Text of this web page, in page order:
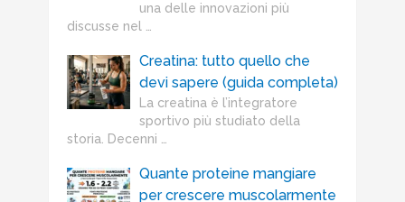
una delle innovazioni più
discusse nel …
Creatina: tutto quello che
devi sapere (guida completa)
La creatina è l’integratore
sportivo più studiato della
storia. Decenni …
Quante proteine mangiare
per crescere muscolarmente